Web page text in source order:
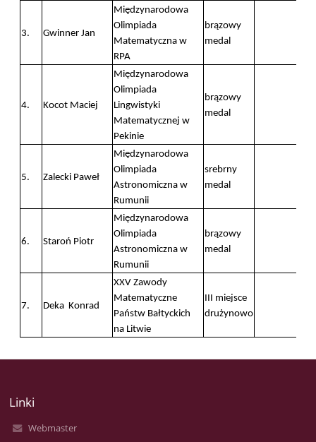
3. Gwinner Jan
Międzynarodowa
Olimpiada
Matematyczna w
RPA
brązowy
medal
4. Kocot Maciej
Międzynarodowa
Olimpiada
Lingwistyki
Matematycznej w
Pekinie
brązowy
medal
5. Zalecki Paweł
Międzynarodowa
Olimpiada
Astronomiczna w
Rumunii
srebrny
medal
6. Staroń Piotr
Międzynarodowa
Olimpiada
Astronomiczna w
Rumunii
brązowy
medal
7. Deka Konrad
XXV Zawody
Matematyczne
Państw Bałtyckich
na Litwie
III miejsce
drużynowo
Linki
Webmaster